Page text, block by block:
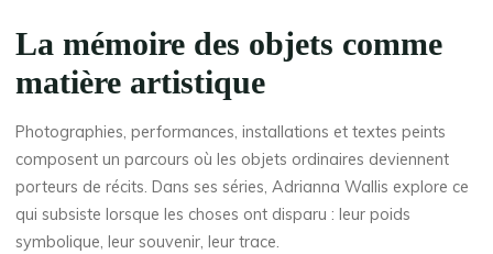
La mémoire des objets comme
matière artistique
Photographies, performances, installations et textes peints
composent un parcours où les objets ordinaires deviennent
porteurs de récits. Dans ses séries, Adrianna Wallis explore ce
qui subsiste lorsque les choses ont disparu : leur poids
symbolique, leur souvenir, leur trace.